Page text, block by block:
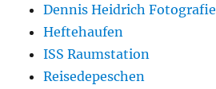
Dennis Heidrich Fotografie
Heftehaufen
ISS Raumstation
Reisedepeschen